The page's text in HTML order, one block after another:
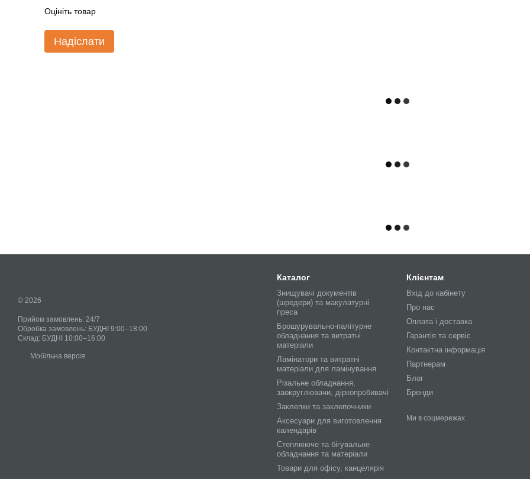
Оцініть товар
Надіслати
© 2026
Прийом замовлень: 24/7
Обробка замовлень: БУДНІ 9:00–18:00
Склад: БУДНІ 10:00–16:00
Мобільна версія
Каталог
Знищувачі документів
(шредери) та макулатурні
преса
Брошурувально-палітурне
обладнання та витратні
матеріали
Ламінатори та витратні
матеріали для ламінування
Різальне обладнання,
заокруглювачи, діркопробивачі
Заклепки та заклепочники
Аксесуари для виготовлення
календарів
Степлююче та бігувальне
обладнання та матеріали
Товари для офісу, канцелярія
Клієнтам
Вхід до кабінету
Про нас
Оплата і доставка
Гарантія та сервіс
Контактна інформація
Партнерам
Блог
Бренди
Ми в соцмережах